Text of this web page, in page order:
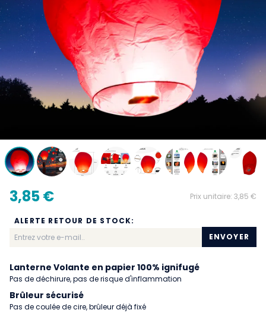
3,85 € Prix unitaire: 3,85 €
ALERTE RETOUR DE STOCK:
ENVOYER
Lanterne Volante en papier 100% ignifugé
Pas de déchirure, pas de risque d'inflammation
Brûleur sécurisé
Pas de coulée de cire, brûleur déjà fixé